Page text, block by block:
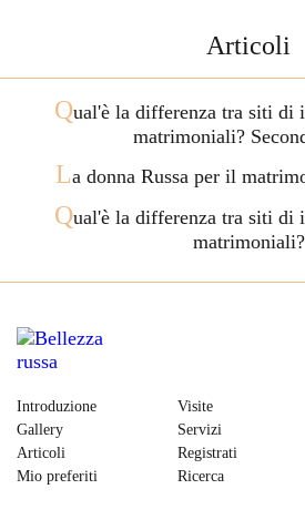
Articoli
Qual'è la differenza tra siti di
matrimoniali?
La donna Russa per il
Qual'è la differenza tra siti di
matrimoniali?
Introduzione
Gallery
Articoli
Mio preferiti
Visite
Servizi
Registrati
Ricerca